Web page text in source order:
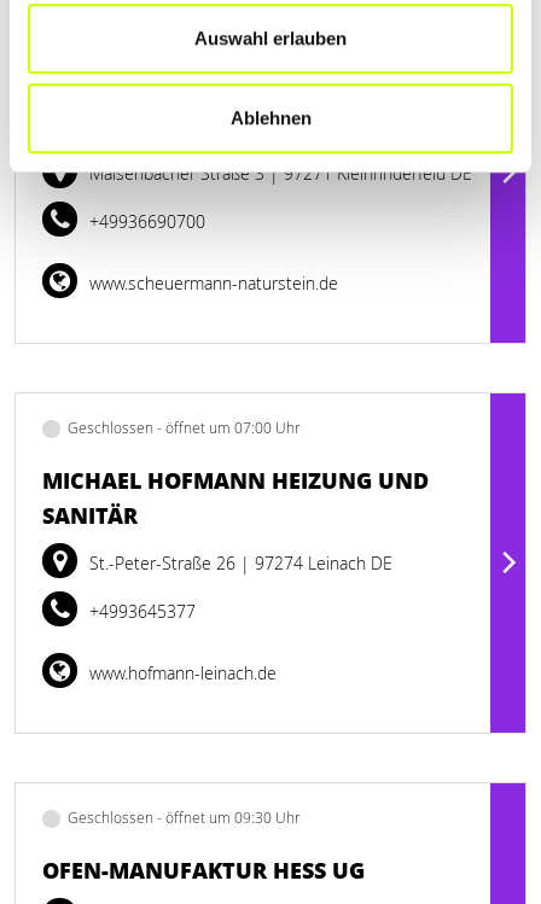
Auswahl erlauben
Ablehnen
Geschlossen - öffnet um 07:00 Uhr
SCHEUERMANN GMBH & CO.,
NATURSTEINGEWINNUNG KG
Maisenbacher Straße 3| 97271 Kleinrinderfeld DE
+49936690700
www.scheuermann-naturstein.de
Geschlossen - öffnet um 07:00 Uhr
MICHAEL HOFMANN HEIZUNG UND
SANITÄR
St.-Peter-Straße 26 | 97274 Leinach DE
+4993645377
www.hofmann-leinach.de
Geschlossen - öffnet um 09:30 Uhr
OFEN-MANUFAKTUR HESS UG